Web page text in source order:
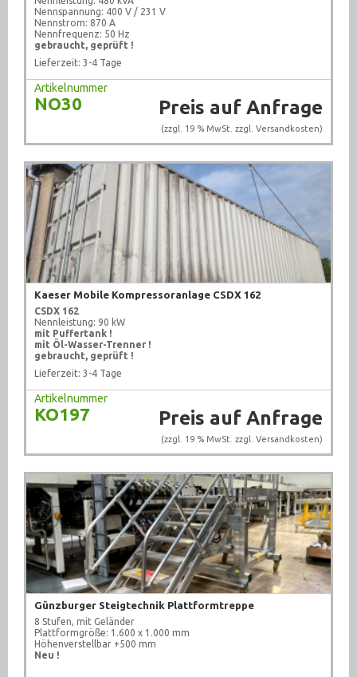
Messtechnik (1007)
Metallbearbeitungsmaschinen (321)
Pneumatik (1767)
Recycling (1)
Schweißtechnik (209)
sonstige Maschinen (71)
Sonstiges (2383)
Textilbearbeitung (10)
Ventile (708)
Werkstattausrüstung (924)
Absaugung (30)
Gebläse / Lüfter (273)
Heizgeräte (17)
Richtplatten / Messtische (79)
Schränke/ Spinde (86)
Sonstiges (280)
Werkbänke / Tische (35)
Werkzeugschränke (87)
Nennspannung: 400 V / 231 V
Nennstrom: 870 A
Nennfrequenz: 50 Hz
gebraucht, geprüft !
Lieferzeit: 3-4 Tage
Artikelnummer
NO30 Preis auf Anfrage
(zzgl. 19 % MwSt. zzgl. Versandkosten)
Kaeser Mobile Kompressoranlage CSDX 162
CSDX 162
Nennleistung: 90 kW
mit Puffertank !
mit Öl-Wasser-Trenner !
gebraucht, geprüft !
Lieferzeit: 3-4 Tage
Artikelnummer
KO197 Preis auf Anfrage
(zzgl. 19 % MwSt. zzgl. Versandkosten)
Günzburger Steigtechnik Plattformtreppe
8 Stufen, mit Geländer
Plattformgröße: 1.600 x 1.000 mm
Höhenverstellbar +500 mm
Neu !